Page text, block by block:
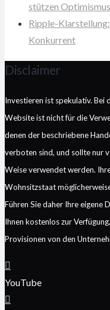
stützen Optimismus
Ripple-
Konkurrent
Disclaimer
Investieren ist spekulativ. Bei
Website ist nicht für die
denen der beschriebene
verboten sind, und sollte nur
Weise verwendet werden.
Wohnsitzstaat
Führen Sie daher Ihre eigene
Ihnen kostenlos zur
Provisionen von den
YouTube